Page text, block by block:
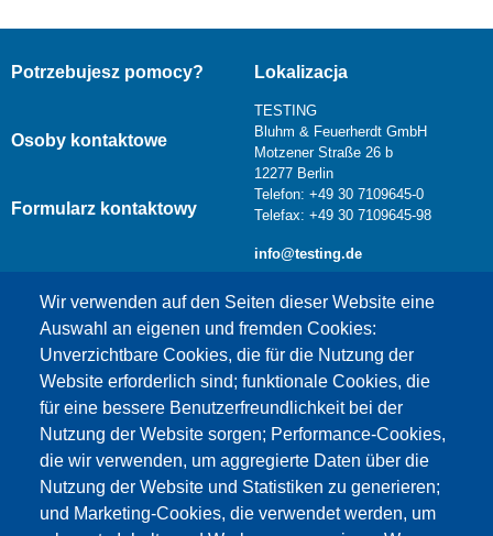
Wir verwenden auf den Seiten dieser Website eine
Auswahl an eigenen und fremden Cookies:
Unverzichtbare Cookies, die für die Nutzung der
Website erforderlich sind; funktionale Cookies, die
für eine bessere Benutzerfreundlichkeit bei der
Nutzung der Website sorgen; Performance-Cookies,
die wir verwenden, um aggregierte Daten über die
Nutzung der Website und Statistiken zu generieren;
und Marketing-Cookies, die verwendet werden, um
Potrzebujesz pomocy?
Osoby kontaktowe
Formularz kontaktowy
Lokalizacja
TESTING
Bluhm & Feuerherdt GmbH
Motzener Straße 26 b
12277 Berlin
Telefon: +49 30 7109645-0
Telefax: +49 30 7109645-98
info@testing.de
Dieser Inhalt ist blockiert, da die Google Maps
Cookies nicht akzeptiert wurden.